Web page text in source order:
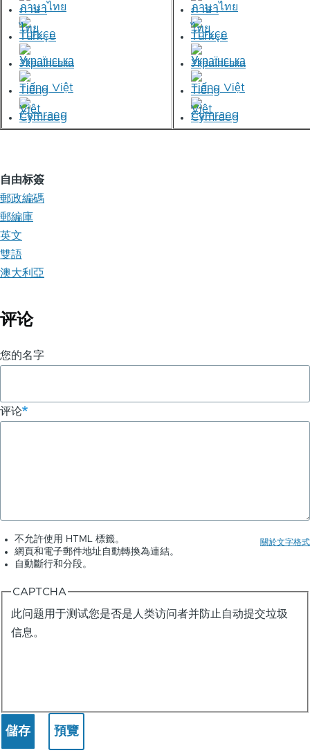
ภาษาไทย
Türkçe
Українська
Tiếng Việt
Cymraeg
ภาษาไทย
Türkçe
Українська
Tiếng Việt
Cymraeg
自由标簽
郵政編碼
郵編庫
英文
雙語
澳大利亞
评论
您的名字
评论
關於文字格式
不允許使用 HTML 標籤。
網頁和電子郵件地址自動轉換為連結。
自動斷行和分段。
CAPTCHA
此问题用于测试您是否是人类访问者并防止自动提交垃圾
信息。